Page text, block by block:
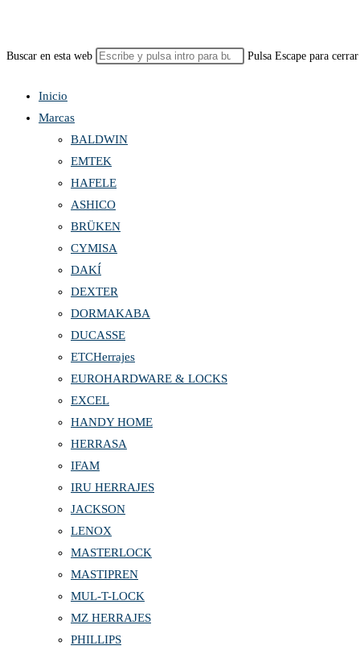
Buscar en esta web Pulsa Escape para
Inicio
Marcas
BALDWIN
EMTEK
HAFELE
ASHICO
BRÜKEN
CYMISA
DAKÍ
DEXTER
DORMAKABA
DUCASSE
ETCHerrajes
EUROHARDWARE & LOCKS
EXCEL
HANDY HOME
HERRASA
IFAM
IRU HERRAJES
JACKSON
LENOX
MASTERLOCK
MASTIPREN
MUL-T-LOCK
MZ HERRAJES
PHILLIPS